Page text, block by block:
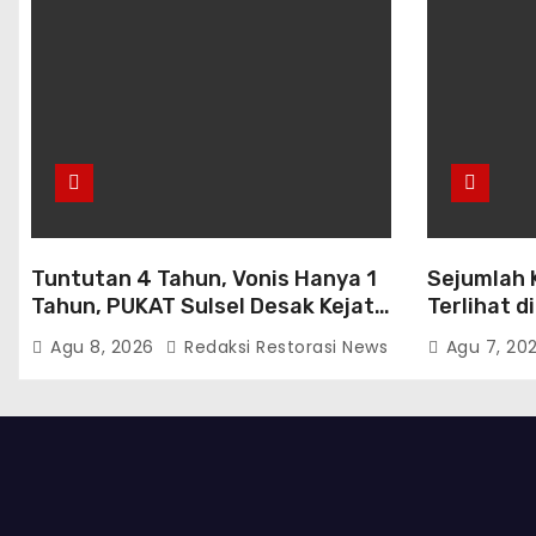
Tuntutan 4 Tahun, Vonis Hanya 1
Tahun, PUKAT Sulsel Desak Kejati-
Kejagung Periksa JPU Murbei
Wajo
Agu 8, 2026 Redaksi Restorasi News
Sejumlah
Terlihat
Gerindra
Agu 7,